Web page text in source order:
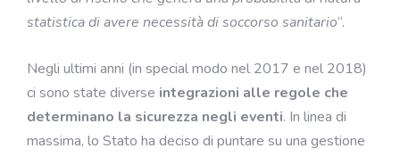
statistica di avere necessità di soccorso sanitario“.
Negli ultimi anni (in special modo nel 2017 e nel 2018)
ci sono state diverse integrazioni alle regole che
determinano la sicurezza negli eventi. In linea di
massima, lo Stato ha deciso di puntare su una gestione